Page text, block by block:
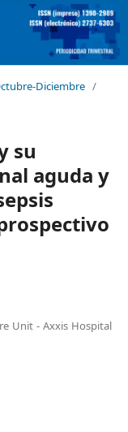
Diciembre /
su
aguda y
Unit - Axxis Hospital